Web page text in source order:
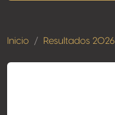
Inicio Resultados 2026